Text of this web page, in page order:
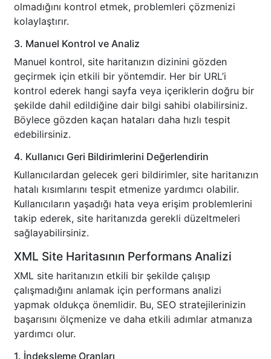
olmadığını kontrol etmek, problemleri çözmenizi
kolaylaştırır.
3. Manuel Kontrol ve Analiz
Manuel kontrol, site haritanızın dizinini gözden
geçirmek için etkili bir yöntemdir. Her bir URL’i
kontrol ederek hangi sayfa veya içeriklerin doğru bir
şekilde dahil edildiğine dair bilgi sahibi olabilirsiniz.
Böylece gözden kaçan hataları daha hızlı tespit
edebilirsiniz.
4. Kullanıcı Geri Bildirimlerini Değerlendirin
Kullanıcılardan gelecek geri bildirimler, site haritanızın
hatalı kısımlarını tespit etmenize yardımcı olabilir.
Kullanıcıların yaşadığı hata veya erişim problemlerini
takip ederek, site haritanızda gerekli düzeltmeleri
sağlayabilirsiniz.
XML Site Haritasının Performans Analizi
XML site haritanızın etkili bir şekilde çalışıp
çalışmadığını anlamak için performans analizi
yapmak oldukça önemlidir. Bu, SEO stratejilerinizin
başarısını ölçmenize ve daha etkili adımlar atmanıza
yardımcı olur.
1. İndeksleme Oranları